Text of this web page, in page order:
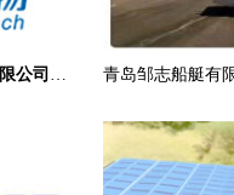
青岛蔚蓝动物保健集团有限公司认证案例